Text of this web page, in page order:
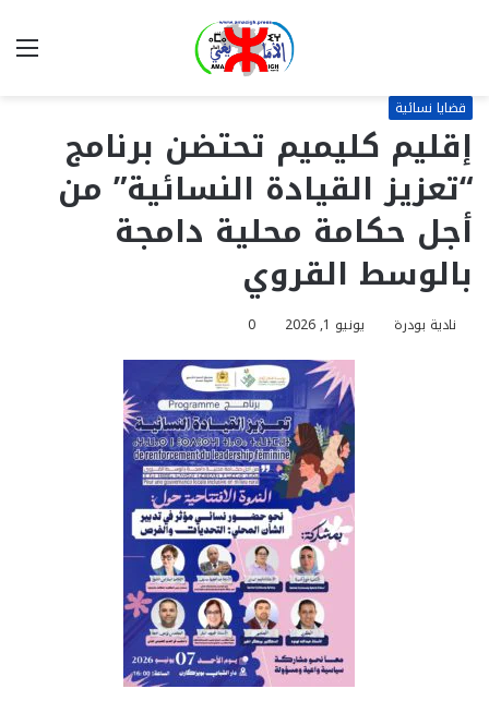
قضايا نسائية
إقليم كليميم تحتضن برنامج
“تعزيز القيادة النسائية” من
أجل حكامة محلية دامجة
بالوسط القروي
نادية بودرة يونيو 1, 2026 0